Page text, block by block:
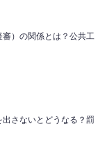
）の関係とは？公共工
さないとどうなる？罰